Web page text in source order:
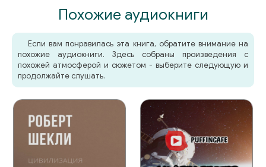
Похожие аудиокниги
Если вам понравилась эта книга, обратите внимание на
похожие аудиокниги. Здесь собраны произведения с
похожей атмосферой и сюжетом - выберите следующую и
продолжайте слушать.